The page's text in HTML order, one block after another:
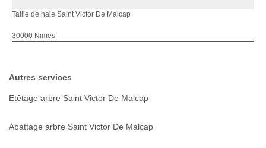
Taille de haie Saint Victor De Malcap
30000 Nimes
Autres services
Etêtage arbre Saint Victor De Malcap
Abattage arbre Saint Victor De Malcap